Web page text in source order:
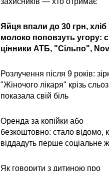
Яйця впали до 30 грн, хліб
молоко поповзуть угору:
цінники АТБ, "Сільпо",
Розлучення після 9 років:
"Жіночого лікаря" крізь
показала свій біль
Оренда за копійки або
безкоштовно: стало відомо,
віддадуть перше соціальне
Як говорити з дитиною про